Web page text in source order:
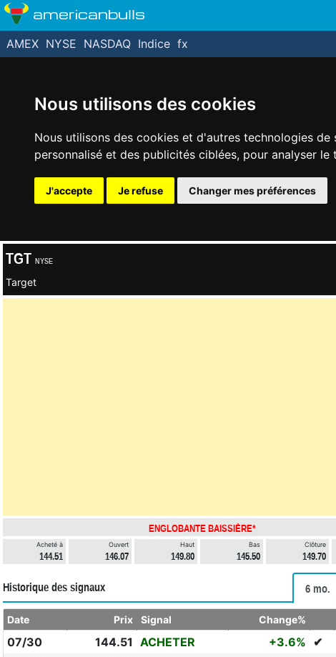
Nous utilisons des cookies
Nous utilisons des cookies et d'autres technologies
personnalisé et des publicités ciblées, pour analyser
J'accepte Je refuse Changer mes préférences
americanbulls
AMEX NYSE NASDAQ Indice fx
TGT NYSE
Target
ENGLOBANTE BAISSIÈRE*
Acheté à
144.51
Ouvert
146.07
Haut
149.80
Bas
145.50
Clôture
149.70
Historique des signaux 6 mo.
Date Prix Signal Change%
07/30 144.51 ACHETER +3.6% ✔